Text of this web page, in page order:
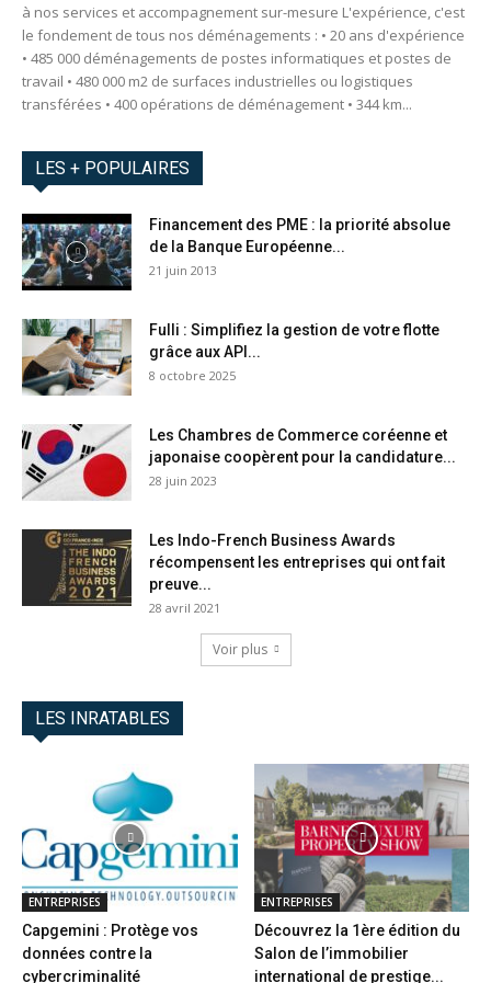
à nos services et accompagnement sur-mesure L'expérience, c'est
le fondement de tous nos déménagements : • 20 ans d'expérience
• 485 000 déménagements de postes informatiques et postes de
travail • 480 000 m2 de surfaces industrielles ou logistiques
transférées • 400 opérations de déménagement • 344 km...
LES + POPULAIRES
Financement des PME : la priorité absolue
de la Banque Européenne...
21 juin 2013
Fulli : Simplifiez la gestion de votre flotte
grâce aux API...
8 octobre 2025
Les Chambres de Commerce coréenne et
japonaise coopèrent pour la candidature...
28 juin 2023
Les Indo-French Business Awards
récompensent les entreprises qui ont fait
preuve...
28 avril 2021
Voir plus
LES INRATABLES
ENTREPRISES
Capgemini : Protège vos
données contre la
cybercriminalité
ENTREPRISES
Découvrez la 1ère édition du
Salon de l’immobilier
international de prestige...